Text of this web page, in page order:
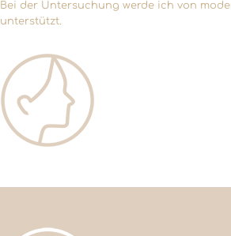
Bei der Untersuchung werde ich von
unterstützt.